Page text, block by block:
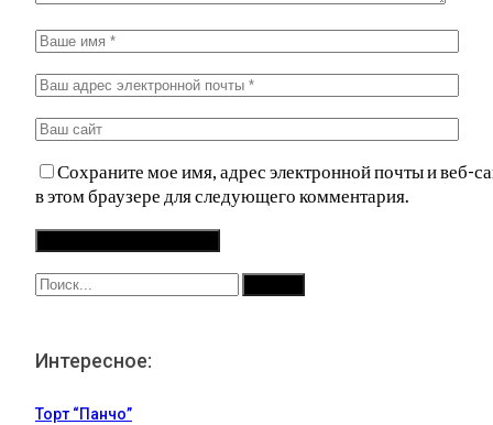
Сохраните мое имя, адрес электронной почты и веб-
в этом браузере для следующего комментария.
Интересное:
Торт “Панчо”